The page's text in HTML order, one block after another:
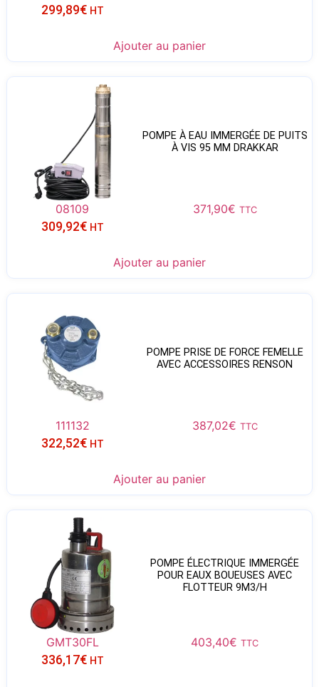
299,89€ HT
Ajouter au panier
POMPE À EAU IMMERGÉE DE PUITS
À VIS 95 MM DRAKKAR
08109 371,90€ TTC
309,92€ HT
Ajouter au panier
POMPE PRISE DE FORCE FEMELLE
AVEC ACCESSOIRES RENSON
111132 387,02€ TTC
322,52€ HT
Ajouter au panier
POMPE ÉLECTRIQUE IMMERGÉE
POUR EAUX BOUEUSES AVEC
FLOTTEUR 9M3/H
GMT30FL 403,40€ TTC
336,17€ HT